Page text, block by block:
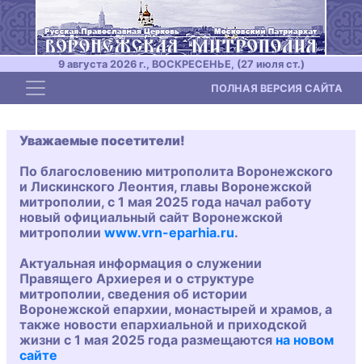
9 августа 2026 г., ВОСКРЕСЕНЬЕ, (27 июля ст.)
Toggle navigation ПОЛНАЯ ВЕРСИЯ САЙТА
Уважаемые посетители!
По благословению митрополита Воронежского
и Лискинского Леонтия, главы Воронежской
митрополии, с 1 мая 2025 года начал работу
новый официальный сайт Воронежской
митрополии www.vrn-eparhia.ru.
Актуальная информация о служении
Правящего Архиерея и о структуре
митрополии, сведения об истории
Воронежской епархии, монастырей и храмов, а
также новости епархиальной и приходской
жизни с 1 мая 2025 года размещаются на новом
сайте